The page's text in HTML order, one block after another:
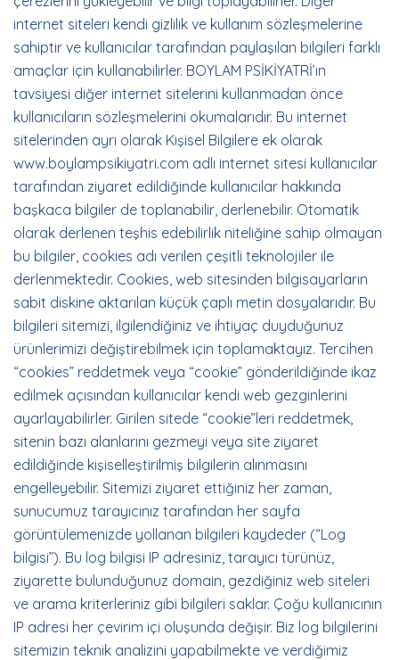
internet siteleri kendi gizlilik ve kullanım sözleşmelerine
sahiptir ve kullanıcılar tarafından paylaşılan bilgileri farklı
amaçlar için kullanabilirler. BOYLAM PSİKİYATRİ’ın
tavsiyesi diğer internet sitelerini kullanmadan önce
kullanıcıların sözleşmelerini okumalarıdır. Bu internet
sitelerinden ayrı olarak Kişisel Bilgilere ek olarak
www.boylampsikiyatri.com adlı internet sitesi kullanıcılar
tarafından ziyaret edildiğinde kullanıcılar hakkında
başkaca bilgiler de toplanabilir, derlenebilir. Otomatik
olarak derlenen teşhis edebilirlik niteliğine sahip olmayan
bu bilgiler, cookies adı verilen çeşitli teknolojiler ile
derlenmektedir. Cookies, web sitesinden bilgisayarların
sabit diskine aktarılan küçük çaplı metin dosyalarıdır. Bu
bilgileri sitemizi, ilgilendiğiniz ve ihtiyaç duyduğunuz
ürünlerimizi değiştirebilmek için toplamaktayız. Tercihen
“cookies” reddetmek veya “cookie” gönderildiğinde ikaz
edilmek açısından kullanıcılar kendi web gezginlerini
ayarlayabilirler. Girilen sitede “cookie”leri reddetmek,
sitenin bazı alanlarını gezmeyi veya site ziyaret
edildiğinde kişiselleştirilmiş bilgilerin alınmasını
engelleyebilir. Sitemizi ziyaret ettiğiniz her zaman,
sunucumuz tarayıcınız tarafından her sayfa
görüntülemenizde yollanan bilgileri kaydeder (“Log
bilgisi”). Bu log bilgisi IP adresiniz, tarayıcı türünüz,
ziyarette bulunduğunuz domain, gezdiğiniz web siteleri
ve arama kriterleriniz gibi bilgileri saklar. Çoğu kullanıcının
IP adresi her çevirim içi oluşunda değişir. Biz log bilgilerini
sitemizin teknik analizini yapabilmekte ve verdiğimiz